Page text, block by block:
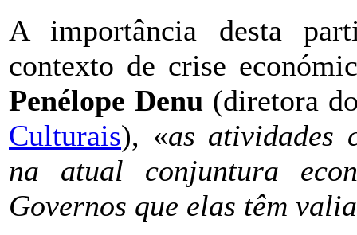
A importância desta
contexto de crise
Penélope Denu (diretora
Culturais), «as atividades
na atual conjuntura
Governos que elas têm